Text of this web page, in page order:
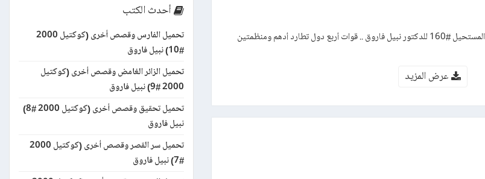
رواية الوداع – العدد مائة وستون من سلسلة رجل المستحيل #160 للدكتور نبيل فاروق .. قوات أربع دول تطارد أدهم ومنظمتين
عرض المزيد
أحدث الكتب
تحميل الفارس وقصص أخرى (كوكتيل 2000
#10) نبيل فاروق
تحميل الزائر الغامض وقصص أخرى (كوكتيل
2000 #9) نبيل فاروق
تحميل تحقيق وقصص أخرى (كوكتيل 2000 #8)
نبيل فاروق
تحميل سر القصر وقصص أخرى (كوكتيل 2000
#7) نبيل فاروق